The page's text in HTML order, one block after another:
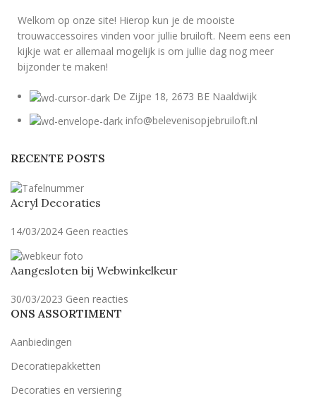
Welkom op onze site! Hierop kun je de mooiste
trouwaccessoires vinden voor jullie bruiloft. Neem eens een
kijkje wat er allemaal mogelijk is om jullie dag nog meer
bijzonder te maken!
De Zijpe 18, 2673 BE Naaldwijk
info@belevenisopjebruiloft.nl
RECENTE POSTS
Acryl Decoraties
14/03/2024 Geen reacties
Aangesloten bij Webwinkelkeur
30/03/2023 Geen reacties
ONS ASSORTIMENT
Aanbiedingen
Decoratiepakketten
Decoraties en versiering